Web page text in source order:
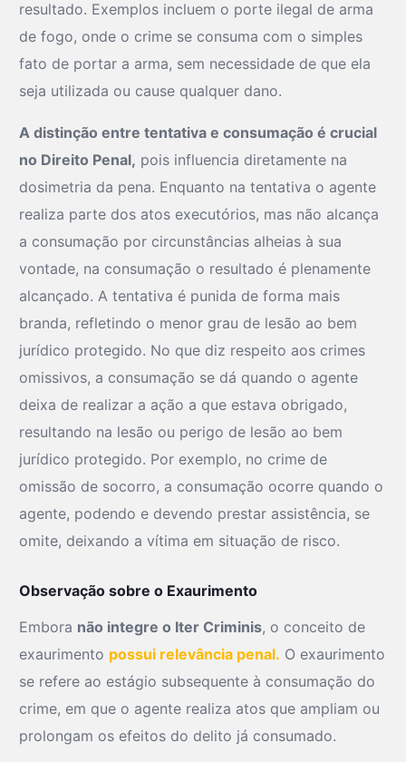
resultado. Exemplos incluem o porte ilegal de arma
de fogo, onde o crime se consuma com o simples
fato de portar a arma, sem necessidade de que ela
seja utilizada ou cause qualquer dano.
A distinção entre tentativa e consumação é crucial
no Direito Penal, pois influencia diretamente na
dosimetria da pena. Enquanto na tentativa o agente
realiza parte dos atos executórios, mas não alcança
a consumação por circunstâncias alheias à sua
vontade, na consumação o resultado é plenamente
alcançado. A tentativa é punida de forma mais
branda, refletindo o menor grau de lesão ao bem
jurídico protegido. No que diz respeito aos crimes
omissivos, a consumação se dá quando o agente
deixa de realizar a ação a que estava obrigado,
resultando na lesão ou perigo de lesão ao bem
jurídico protegido. Por exemplo, no crime de
omissão de socorro, a consumação ocorre quando o
agente, podendo e devendo prestar assistência, se
omite, deixando a vítima em situação de risco.
Observação sobre o Exaurimento
Embora não integre o Iter Criminis, o conceito de
exaurimento possui relevância penal. O exaurimento
se refere ao estágio subsequente à consumação do
crime, em que o agente realiza atos que ampliam ou
prolongam os efeitos do delito já consumado.